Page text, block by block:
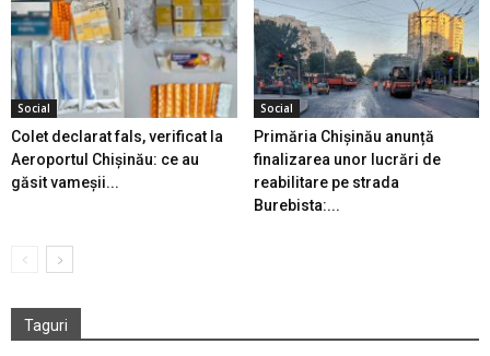
Social
Colet declarat fals, verificat la
Aeroportul Chișinău: ce au
găsit vameșii...
Social
Primăria Chișinău anunță
finalizarea unor lucrări de
reabilitare pe strada
Burebista:...
Taguri